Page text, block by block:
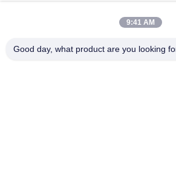
Chine Bonne qualité Système d'aspiration
9:41 AM
Good day, what product are you looking